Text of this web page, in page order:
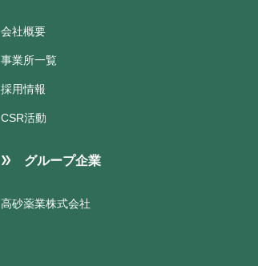
会社概要
事業所一覧
採用情報
CSR活動
グループ企業
高砂薬業株式会社